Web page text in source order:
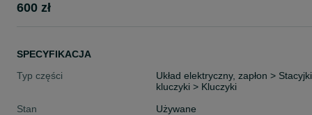
600 zł
SPECYFIKACJA
Typ części
Układ elektryczny, zapłon >
kluczyki > Kluczyki
Stan
Używane